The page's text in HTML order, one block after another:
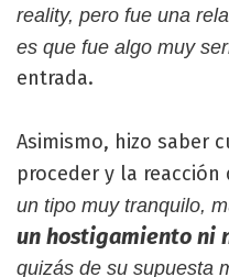
reality, pero fue una
es que fue algo muy
entrada.
Asimismo, hizo saber
proceder y la reacción
un tipo muy tranquilo,
un hostigamiento ni
quizás de su supuesta